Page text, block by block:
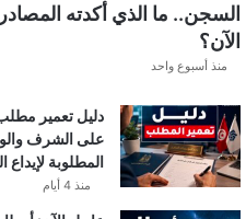
السجن.. ما الذي أكدته
الآن؟
منذ أسبوع واحد
دليل تعمير
على الشرف
المطلوبة لإيداع
منذ 4 أيام